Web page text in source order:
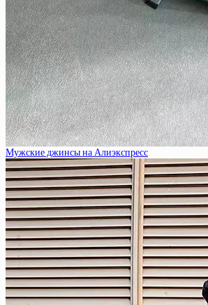
Мужские джинсы на Алиэкспресс